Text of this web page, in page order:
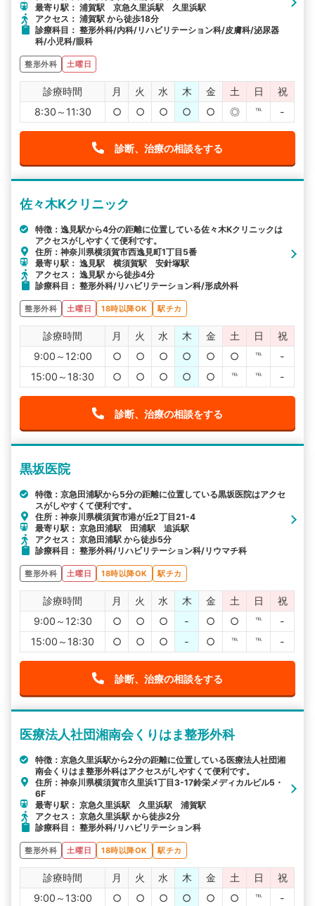
最寄り駅： 浦賀駅 京急久里浜駅 久里浜駅
アクセス： 浦賀駅 から徒歩18分
診療科目： 整形外科/内科/リハビリテーション科/皮膚科/泌尿器
科/小児科/眼科
整形外科 土曜日
診療時間 月 火 水 木 金 土 日
祝
8:30～11:30
○ ○ ○ ○ ○ ◎ ℡ -
診断、治療の相談をする
佐々木Kクリニック
特徴：逸見駅から4分の距離に位置している佐々木Kクリニックは
アクセスがしやすくて便利です。
住所：神奈川県横須賀市西逸見町1丁目5番
最寄り駅： 逸見駅 横須賀駅 安針塚駅
アクセス： 逸見駅 から徒歩4分
診療科目： 整形外科/リハビリテーション科/形成外科
整形外科 土曜日 18時以降OK 駅チカ
診療時間 月 火 水 木 金 土 日
祝
9:00～12:00
○ ○ ○ ○ ○ ○ ℡
-
15:00～18:30
○ ○ ○ ○ ○ ℡ ℡ -
診断、治療の相談をする
黒坂医院
特徴：京急田浦駅から5分の距離に位置している黒坂医院はアクセ
スがしやすくて便利です。
住所：神奈川県横須賀市港が丘2丁目21-4
最寄り駅： 京急田浦駅 田浦駅 追浜駅
アクセス： 京急田浦駅 から徒歩5分
診療科目： 整形外科/リハビリテーション科/リウマチ科
整形外科 土曜日 18時以降OK 駅チカ
診療時間 月 火 水 木 金 土 日
祝
9:00～12:30
○ ○ ○ - ○ ○ ℡
-
15:00～18:30
○ ○ ○ - ○ ℡ ℡ -
診断、治療の相談をする
医療法人社団湘南会くりはま整形外科
特徴：京急久里浜駅から2分の距離に位置している医療法人社団湘
南会くりはま整形外科はアクセスがしやすくて便利です。
住所：神奈川県横須賀市久里浜1丁目3-17鈴栄メディカルビル5・
6F
最寄り駅： 京急久里浜駅 久里浜駅 浦賀駅
アクセス： 京急久里浜駅 から徒歩2分
診療科目： 整形外科/リハビリテーション科
整形外科 土曜日 18時以降OK 駅チカ
診療時間 月 火 水 木 金 土 日
祝
9:00～13:00
○ ○ ○ ○ ○ ○ ℡
-